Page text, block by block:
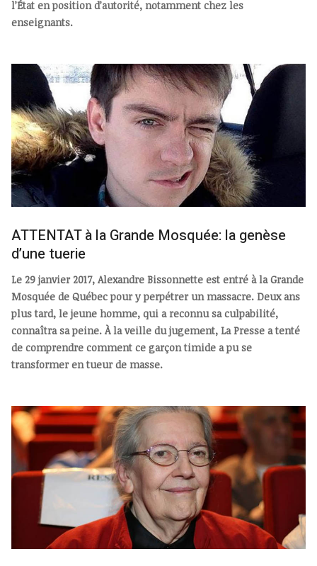
l’État en position d’autorité, notamment chez les
enseignants.
ATTENTAT à la Grande Mosquée: la genèse
d’une tuerie
Le 29 janvier 2017, Alexandre Bissonnette est entré à la Grande
Mosquée de Québec pour y perpétrer un massacre. Deux ans
plus tard, le jeune homme, qui a reconnu sa culpabilité,
connaîtra sa peine. À la veille du jugement, La Presse a tenté
de comprendre comment ce garçon timide a pu se
transformer en tueur de masse.